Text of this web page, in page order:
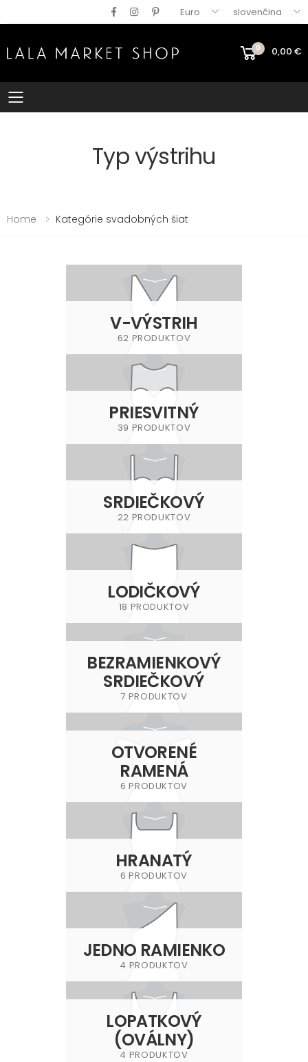
Euro slovenčina
0 0,00 €
Mobile menu
Typ výstrihu
Home Kategórie svadobných šiat
V-VÝSTRIH
62 PRODUKTOV
PRIESVITNÝ
39 PRODUKTOV
SRDIEČKOVÝ
22 PRODUKTOV
LODIČKOVÝ
18 PRODUKTOV
BEZRAMIENKOVÝ
SRDIEČKOVÝ
7 PRODUKTOV
OTVORENÉ
RAMENÁ
6 PRODUKTOV
HRANATÝ
6 PRODUKTOV
JEDNO RAMIENKO
4 PRODUKTOV
LOPATKOVÝ
(OVÁLNY)
4 PRODUKTOV